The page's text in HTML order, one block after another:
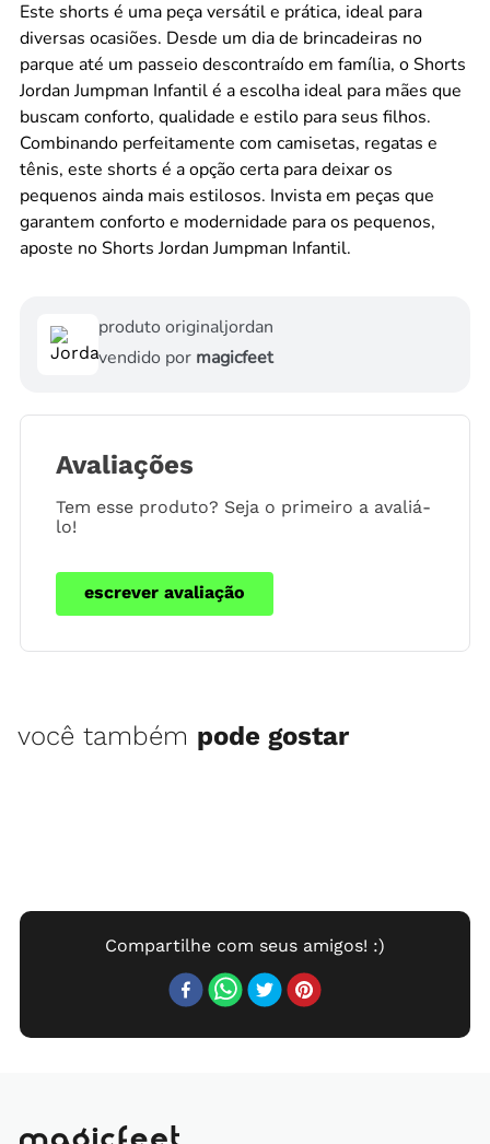
Este shorts é uma peça versátil e prática, ideal para
diversas ocasiões. Desde um dia de brincadeiras no
parque até um passeio descontraído em família, o Shorts
Jordan Jumpman Infantil é a escolha ideal para mães que
buscam conforto, qualidade e estilo para seus filhos.
Combinando perfeitamente com camisetas, regatas e
tênis, este shorts é a opção certa para deixar os
pequenos ainda mais estilosos. Invista em peças que
garantem conforto e modernidade para os pequenos,
aposte no Shorts Jordan Jumpman Infantil.
produto originaljordan
vendido por magicfeet
Avaliações
Tem esse produto? Seja o primeiro a avaliá-
lo!
escrever avaliação
você também pode gostar